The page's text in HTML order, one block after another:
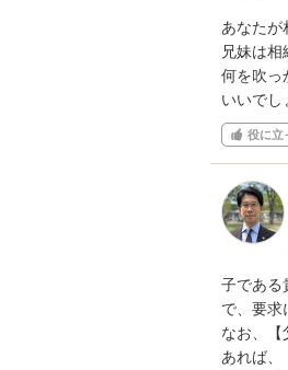
あなたが
兄妹は相
何を吹っ
いいでし
役に立
子である
で、要求
なお、【
あれば、